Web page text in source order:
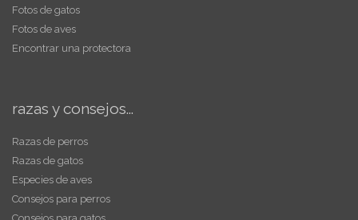
Fotos de gatos
Fotos de aves
Encontrar una protectora
razas y consejos...
Razas de perros
Razas de gatos
Especies de aves
Consejos para perros